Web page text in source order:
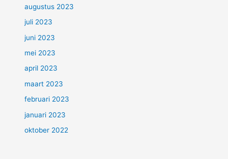
augustus 2023
juli 2023
juni 2023
mei 2023
april 2023
maart 2023
februari 2023
januari 2023
oktober 2022